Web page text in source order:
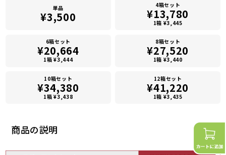
商品の説明
単品
¥3,500
4箱セット
¥13,780
1箱 ¥3,445
6箱セット
¥20,664
1箱 ¥3,444
8箱セット
¥27,520
1箱 ¥3,440
10箱セット
¥34,380
1箱 ¥3,438
12箱セット
¥41,220
1箱 ¥3,435